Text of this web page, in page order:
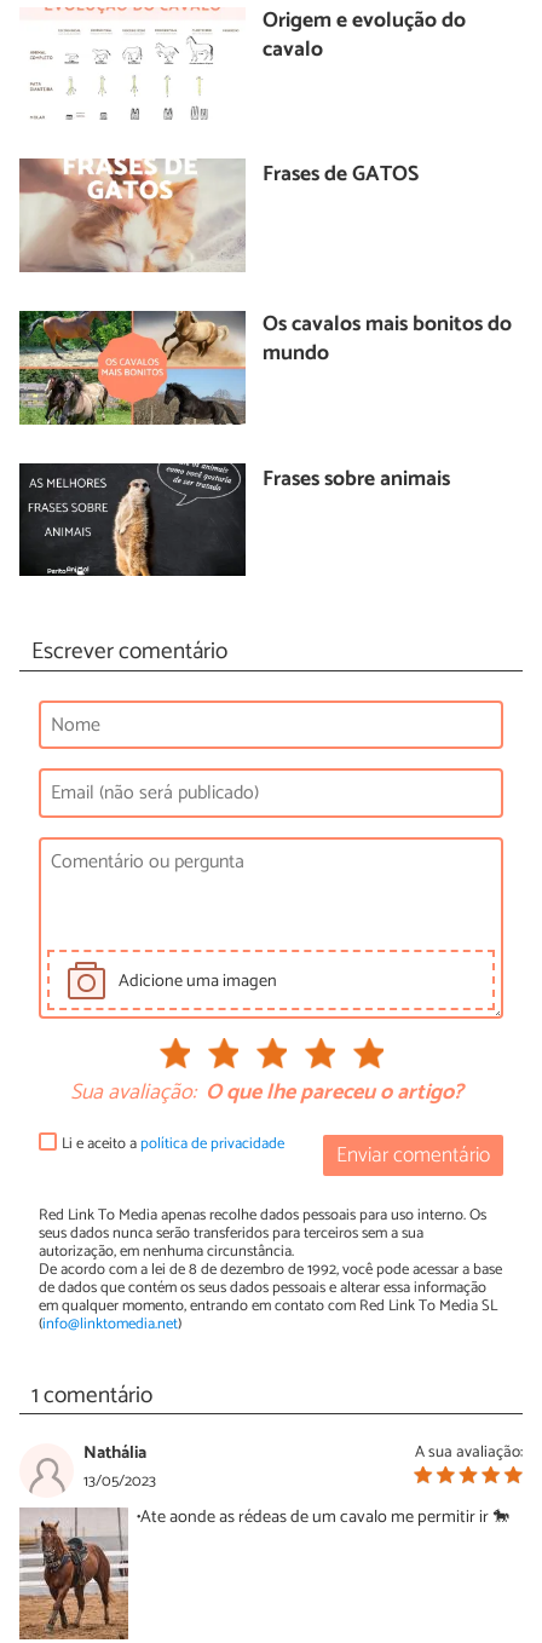
Origem e evolução do
cavalo
Frases de GATOS
Os cavalos mais bonitos do
mundo
Frases sobre animais
Escrever comentário
Adicione uma imagen
Sua avaliação: O que lhe pareceu o artigo?
Enviar comentário
Li e aceito apolítica de privacidade
Red Link To Media apenas recolhe dados pessoais para uso interno. Os
seus dados nunca serão transferidos para terceiros sem a sua
autorização, em nenhuma circunstância.
De acordo com a lei de 8 de dezembro de 1992, você pode acessar a base
de dados que contém os seus dados pessoais e alterar essa informação
em qualquer momento, entrando em contato com Red Link To Media SL
(info@linktomedia.net)
1 comentário
A sua avaliação:
Nathália
13/05/2023
•Ate aonde as rédeas de um cavalo me permitir ir 🐎